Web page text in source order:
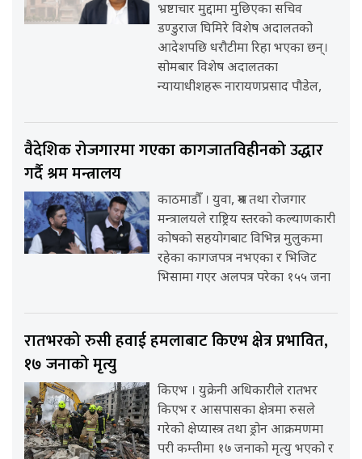
भ्रष्टाचार मुद्दामा मुछिएका सचिव
डण्डुराज घिमिरे विशेष अदालतको
आदेशपछि धरौटीमा रिहा भएका छन्।
सोमबार विशेष अदालतका
न्यायाधीशहरू नारायणप्रसाद पौडेल,
वैदेशिक रोजगारमा गएका कागजातविहीनको उद्धार
गर्दै श्रम मन्त्रालय
काठमाडौँ । युवा, श्रम तथा रोजगार
मन्त्रालयले राष्ट्रिय स्तरको कल्याणकारी
कोषको सहयोगबाट विभिन्न मुलुकमा
रहेका कागजपत्र नभएका र भिजिट
भिसामा गएर अलपत्र परेका १५५ जना
रातभरको रुसी हवाई हमलाबाट किएभ क्षेत्र प्रभावित,
१७ जनाको मृत्यु
किएभ । युक्रेनी अधिकारीले रातभर
किएभ र आसपासका क्षेत्रमा रुसले
गरेको क्षेप्यास्त्र तथा ड्रोन आक्रमणमा
परी कम्तीमा १७ जनाको मृत्यु भएको र